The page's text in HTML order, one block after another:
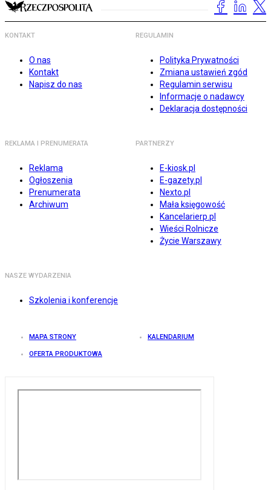
KONTAKT
O nas
Kontakt
Napisz do nas
REGULAMIN
Polityka Prywatności
Zmiana ustawień zgód
Regulamin serwisu
Informacje o nadawcy
Deklaracja dostępności
REKLAMA I PRENUMERATA
Reklama
Ogłoszenia
Prenumerata
Archiwum
PARTNERZY
E-kiosk.pl
E-gazety.pl
Nexto.pl
Mała księgowość
Kancelarierp.pl
Wieści Rolnicze
Życie Warszawy
NASZE WYDARZENIA
Szkolenia i konferencje
MAPA STRONY KALENDARIUM
OFERTA PRODUKTOWA